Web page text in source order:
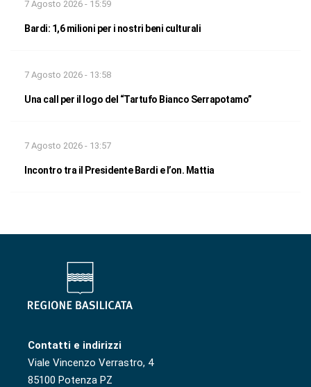
7 Agosto 2026 - 15:59
Bardi: 1,6 milioni per i nostri beni culturali
7 Agosto 2026 - 13:58
Una call per il logo del “Tartufo Bianco Serrapotamo”
7 Agosto 2026 - 13:57
Incontro tra il Presidente Bardi e l’on. Mattia
Contatti e indirizzi
Viale Vincenzo Verrastro, 4
85100 Potenza PZ